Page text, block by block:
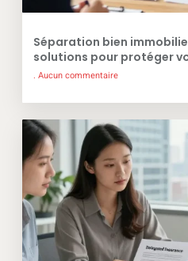
Séparation bien
solutions pour protéger
Aucun commentaire